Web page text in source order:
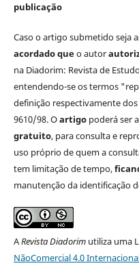
publicação
Caso o artigo submetido seja
acordado queo autor
na Diadorim: Revista de
entendendo-se os termos
definição respectivamente
9610/98. Oartigopoderá ser
gratuito, para consulta e
uso próprio de quem a
tem limitação de tempo,
manutenção da identificação
ARevista Diadorimutiliza uma
NãoComercial 4.0